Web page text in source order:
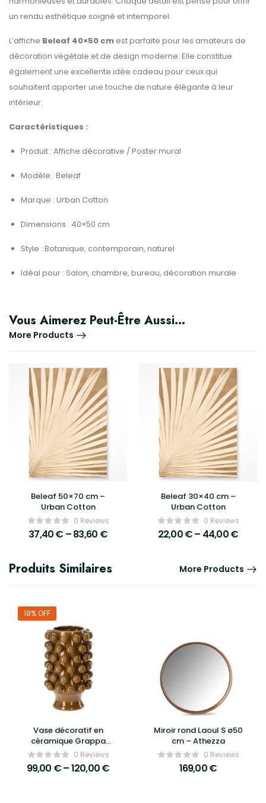
un rendu esthétique soigné et intemporel.
L’affiche Beleaf 40×50 cm est parfaite pour les amateurs de
décoration végétale et de design moderne. Elle constitue
également une excellente idée cadeau pour ceux qui
souhaitent apporter une touche de nature élégante à leur
intérieur.
Caractéristiques :
Produit : Affiche décorative / Poster mural
Modèle : Beleaf
Marque : Urban Cotton
Dimensions : 40×50 cm
Style : Botanique, contemporain, naturel
Idéal pour : Salon, chambre, bureau, décoration murale
Vous Aimerez Peut-Être Aussi…
More Products
Beleaf 50×70 cm –
Urban Cotton
0 Reviews
37,40€ –83,60 €
Beleaf 30×40 cm –
Urban Cotton
0 Reviews
22,00€– 44,00€
Produits Similaires More Products
18% OFF
Vase décoratif en
céramique Grappa
ø24,5 cm – Athezza
0 Reviews
99,00 €–120,00€
Miroir rond Laoul S ø50
cm – Athezza
0 Reviews
169,00€